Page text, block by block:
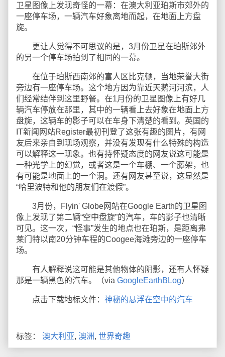
卫星图像上发现奇怪的一幕：在澳大利亚珀斯市郊外的
一座停车场，一辆汽车好象离地而起，在地面上方盘
旋。
更让人觉得不可思议的是，3月份卫星在珀斯郊外
的另一个停车场拍到了相同的一幕。
在位于珀斯西南郊的富人区比克顿，当地荣誉大街
旁边有一座停车场。这个地方因为靠近天鹅河河滨，人
们经常结伴到这里野餐。在1月份的卫星图像上有好几
辆汽车停放在那里，其中的一辆看上去好象在地面上方
盘旋，这辆车的影子可以在车身下清楚的看到。英国的
IT新闻网站Register最初刊登了这张有趣的图片，有网
友后来亲自到现场观察，并没有发现有什么特殊的构造
可以解释这一现象。也有持怀疑态度的网友说这可能是
一种光学上的幻觉，或者这是一个车棚、一个藤架，也
有可能是地面上的一个洞。还有网友甚至说，这显然是
“哈里波特和他的朋友们在渡假”。
3月份，Flyin' Globe网站在Google Earth的卫星图
像上发现了第二辆“空中盘旋”的汽车，车的影子也清晰
可见。这一次，“怪事”发生的地点也在珀斯，是距离弗
莱门特以南20分钟车程的Coogee海滩旁边的一座停车
场。
有人解释说这可能是其他物体的阴影，还有人怀疑
那是一辆黑色的汽车。（via GoogleEarthBLog）
点击下载地标文件： 神秘的悬浮在空中的汽车
标签： 澳大利亚, 澳洲, 世界奇趣